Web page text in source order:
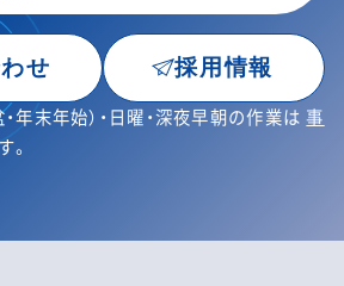
せ 採用情報
年末年始）・日曜・深夜早朝の作業は事
。